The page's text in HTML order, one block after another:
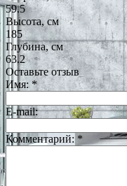
59.5
Высота, см
185
Глубина, см
63.2
Оставьте отзыв
Имя: *
E-mail:
Комментарий: *